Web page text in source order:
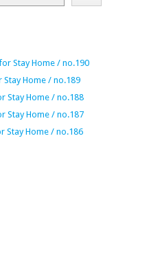
Stay Home / no.190
Stay Home / no.189
Stay Home / no.188
Stay Home / no.187
Stay Home / no.186